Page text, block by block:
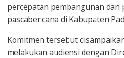
percepatan pembangunan dan
pascabencana di Kabupaten
Komitmen tersebut
melakukan audiensi dengan